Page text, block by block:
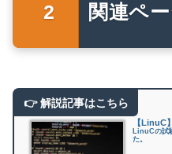
関連ペ
【LinuC
LinuCの試
た。